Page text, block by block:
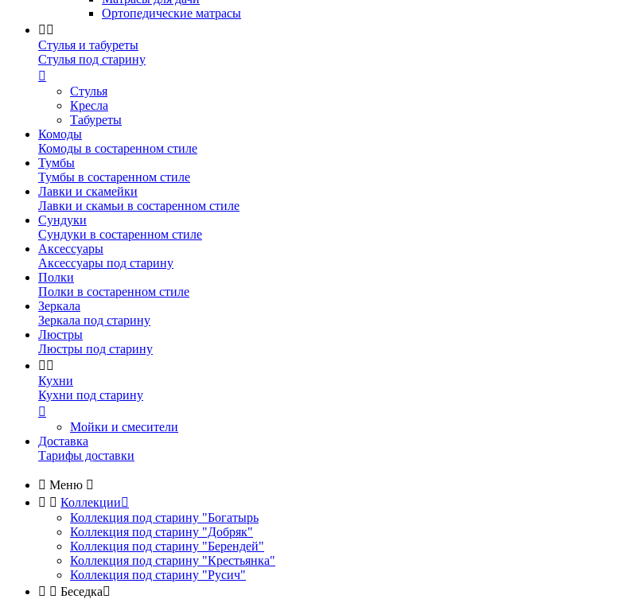
Ортопедические матрасы
 
Стулья и табуреты
Стулья под старину

Стулья
Кресла
Табуреты
Комоды
Комоды в состаренном стиле
Тумбы
Тумбы в состаренном стиле
Лавки и скамейки
Лавки и скамьи в состаренном стиле
Сундуки
Сундуки в состаренном стиле
Аксессуары
Аксессуары под старину
Полки
Полки в состаренном стиле
Зеркала
Зеркала под старину
Люстры
Люстры под старину
 
Кухни
Кухни под старину

Мойки и смесители
Доставка
Тарифы доставки
 Меню 
  Коллекции
Коллекция под старину "Богатырь
Коллекция под старину "Добряк"
Коллекция под старину "Берендей"
Коллекция под старину "Крестьянка"
Коллекция под старину "Русич"
  Беседка